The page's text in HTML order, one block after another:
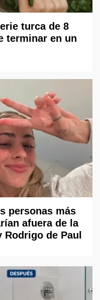
turca de 8
terminar en un
personas más
afuera de la
de Paul